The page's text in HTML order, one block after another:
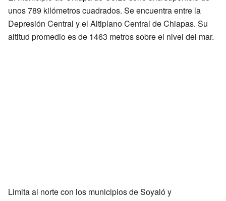
unos 789 kilómetros cuadrados. Se encuentra entre la
Depresión Central y el Altiplano Central de Chiapas. Su
altitud promedio es de 1463 metros sobre el nivel del mar.
Limita al norte con los municipios de Soyaló y